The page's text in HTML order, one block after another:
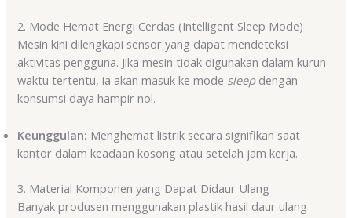
2. Mode Hemat Energi Cerdas (Intelligent Sleep Mode)
Mesin kini dilengkapi sensor yang dapat mendeteksi
aktivitas pengguna. Jika mesin tidak digunakan dalam kurun
waktu tertentu, ia akan masuk ke mode sleepdengan
konsumsi daya hampir nol.
Keunggulan: Menghemat listrik secara signifikan saat
kantor dalam keadaan kosong atau setelah jam kerja.
3. Material Komponen yang Dapat Didaur Ulang
Banyak produsen menggunakan plastik hasil daur ulang